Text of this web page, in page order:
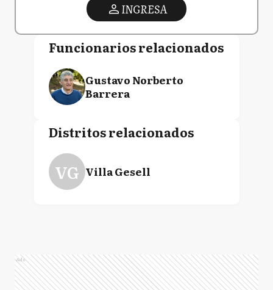
INGRESA
Funcionarios relacionados
Gustavo Norberto
Barrera
Distritos relacionados
VG Villa Gesell
Ads